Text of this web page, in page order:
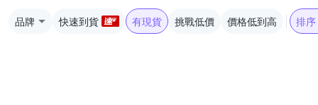
品牌 快速到貨 有現貨 挑戰低價 價格低到高 排序